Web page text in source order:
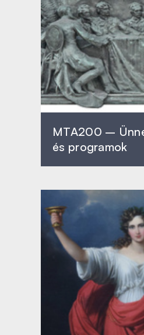
MTA200 –
és programok